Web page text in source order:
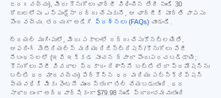
జరగవచ్చు), మీరు కొనుగోలు ఛార్జీ విధించిన తేదీ నుండి 30
రోజులలోపు ఎప్పుడైనా రద్దు చేసుకుని, ఆ ఛార్జీకి పూర్తి వాపసు
పొందవచ్చు. తరచుగా అడిగే
ప్రశ్నలు (FAQs) చూడండి.
ట్రయల్ ముగింపులో, మీరు సకాలంలో రద్దు చేసుకోనట్లయితే,
ఆఫరింగ్ మెటీరియల్స్ మరియు రిజిస్ట్రేషన్/కొనుగోలు పేజీ
నిబంధనలలో (ఇవి ఇక్కడ సూచన ద్వారా పొందుపరచబడ్డాయి;
కొనుగోలు పేజీ వివరాల ప్రకారం దేశాన్ని బట్టి లేదా ప్రమోషన్‌ను
బట్టి ధర మారవచ్చు) పేర్కొన్న ధర మరియు సబ్‌స్క్రిప్షన్
వ్యవధికి మీకు వెంటనే ముందస్తుగా బిల్ చేయబడుతుంది. ధర
సాధారణంగా అర్ధవార్షికంగా $79.98 నుండి ప్రారంభమవుతుంది